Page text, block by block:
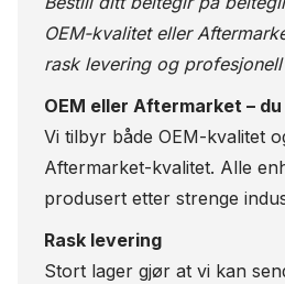
OEM-kvalitet eller
rask levering og
OEM eller Aftermarket –
Vi tilbyr både OEM-kvalitet
Aftermarket-kvalitet. Alle
produsert etter strenge
Rask levering
Stort lager gjør at vi kan